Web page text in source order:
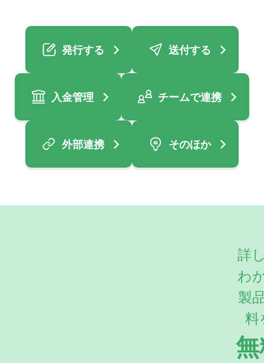
発行する 送付する
入金管理 チームで連携
外部連携 そのほか
詳
わ
製
料